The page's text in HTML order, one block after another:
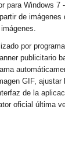
para Windows 7
de
por
publicitario
GIF,
de la
oficial última